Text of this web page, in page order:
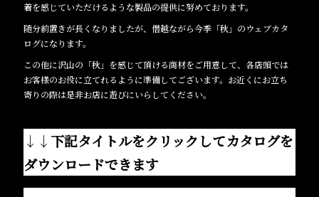
着を感じていただけるような製品の提供に努めております。
随分前置きが長くなりましたが、僭越ながら今季「秋」のウェブカタ
ログになります。
この他に沢山の「秋」を感じて頂ける商材をご用意して、各店頭では
お客様のお役に立てれるように準備してございます。お近くにお立ち
寄りの際は是非お店に遊びにいらしてください。
↓↓下記タイトルをクリックしてカタログを
ダウンロードできます